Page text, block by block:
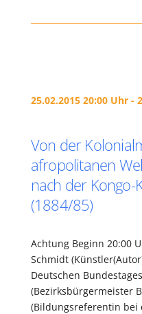
25.02.2015 20:00 Uhr -
Von der
afropolitanen
nach der Kongo-
(1884/85)
Achtung Beginn 20:00
Schmidt
Deutschen
(Bezirksbürgermeister
(Bildungsreferentin bei